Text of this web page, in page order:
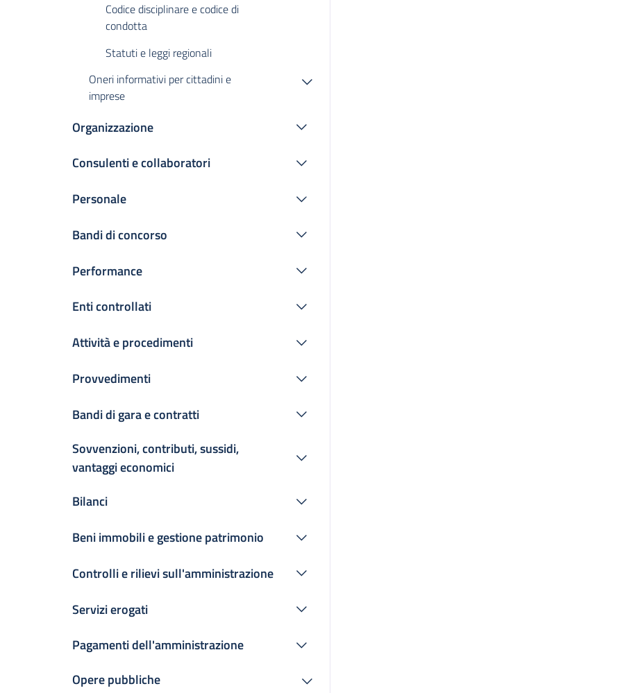
Codice disciplinare e codice di
condotta
Statuti e leggi regionali
Oneri informativi per cittadini e
imprese
Organizzazione
Consulenti e collaboratori
Personale
Bandi di concorso
Performance
Enti controllati
Attività e procedimenti
Provvedimenti
Bandi di gara e contratti
Sovvenzioni, contributi, sussidi,
vantaggi economici
Bilanci
Beni immobili e gestione patrimonio
Controlli e rilievi sull'amministrazione
Servizi erogati
Pagamenti dell'amministrazione
Opere pubbliche